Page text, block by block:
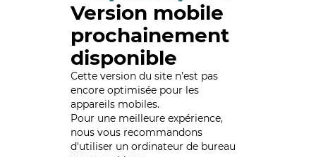
Version mobile
prochainement
disponible
Cette version du site n’est pas
encore optimisée pour les
appareils mobiles.
Pour une meilleure expérience,
nous vous recommandons
d'utiliser un ordinateur de bureau